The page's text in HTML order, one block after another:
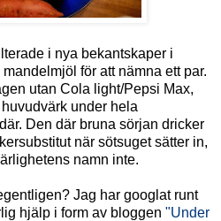
i nya bekantskaper i
för att nämna ett par.
utan Cola light/Pepsi Max,
under hela
Den där bruna sörjan dricker
när sötsuget sätter in,
namn inte.
Jag har googlat runt
hjälp i form av bloggen "Under